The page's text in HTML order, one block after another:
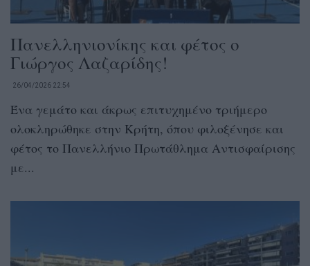
Πανελληνιονίκης και φέτος ο
Γιώργος Λαζαρίδης!
26/04/2026 22:54
Ένα γεμάτο και άκρως επιτυχημένο τριήμερο
ολοκληρώθηκε στην Κρήτη, όπου φιλοξένησε και
φέτος το Πανελλήνιο Πρωτάθλημα Αντισφαίρισης
με...